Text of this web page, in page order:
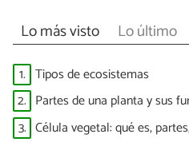
Lo más visto Lo último
1. Tipos de ecosistemas
2. Partes de una planta y sus
3. Célula vegetal: qué es,